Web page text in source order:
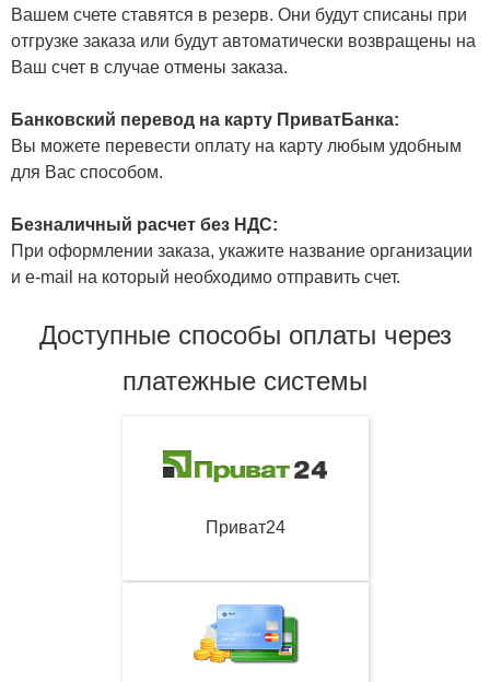
Вашем счете ставятся в резерв. Они будут списаны при
отгрузке заказа или будут автоматически возвращены на
Ваш счет в случае отмены заказа.
Банковский перевод на карту ПриватБанка:
Вы можете перевести оплату на карту любым удобным
для Вас способом.
Безналичный расчет без НДС:
При оформлении заказа, укажите название организации
и e-mail на который необходимо отправить счет.
Доступные способы оплаты через
платежные системы
Приват24